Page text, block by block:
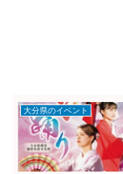
大分県のイベント